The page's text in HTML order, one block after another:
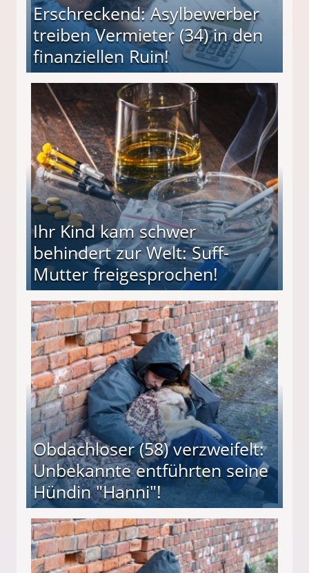
Erschreckend: Asylbewerber
treiben Vermieter (34) in den
finanziellen Ruin!
(34) in den finanziellen Ruin!
Ihr Kind kam schwer
behindert zur Welt: Suff-
Mutter freigesprochen!
Mutter freigesprochen!
Obdachloser (58) verzweifelt:
Unbekannte entführten seine
Hündin "Hanni"!
entführten seine Hündin "Hanni"!